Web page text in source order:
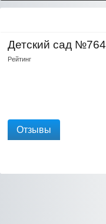
Детский сад №764
Рейтинг
Отзывы